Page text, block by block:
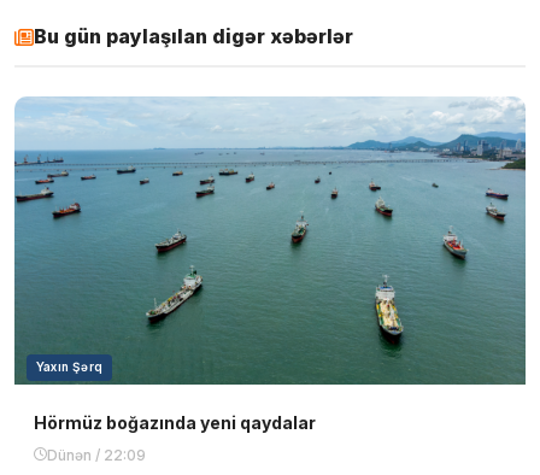
Bu gün paylaşılan digər xəbərlər
Yaxın Şərq
Hörmüz boğazında yeni qaydalar
Dünən / 22:09